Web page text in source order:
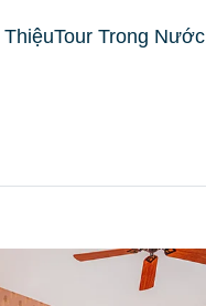
Tour Trong Nước
Sạn